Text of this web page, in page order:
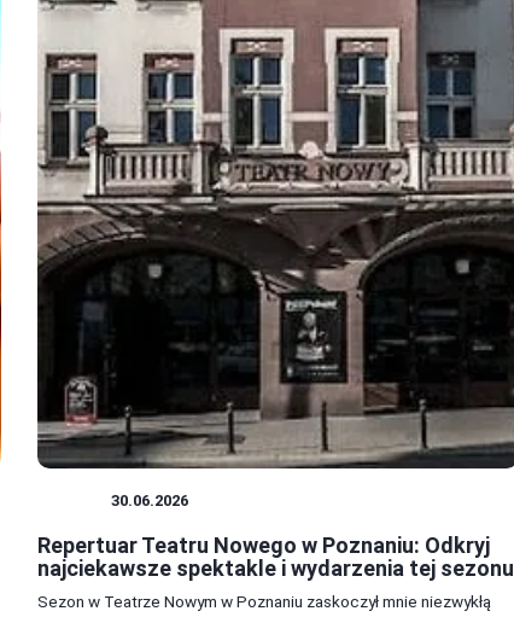
30.06.2026
Repertuar Teatru Nowego w Poznaniu: Odkryj
najciekawsze spektakle i wydarzenia tej sezonu
Sezon w Teatrze Nowym w Poznaniu zaskoczył mnie niezwykłą